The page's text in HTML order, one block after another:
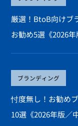
厳選！BtoB向けブ
お勧め5選《2026年
ブランディング
忖度無し！お勧め
10選《2026年版／